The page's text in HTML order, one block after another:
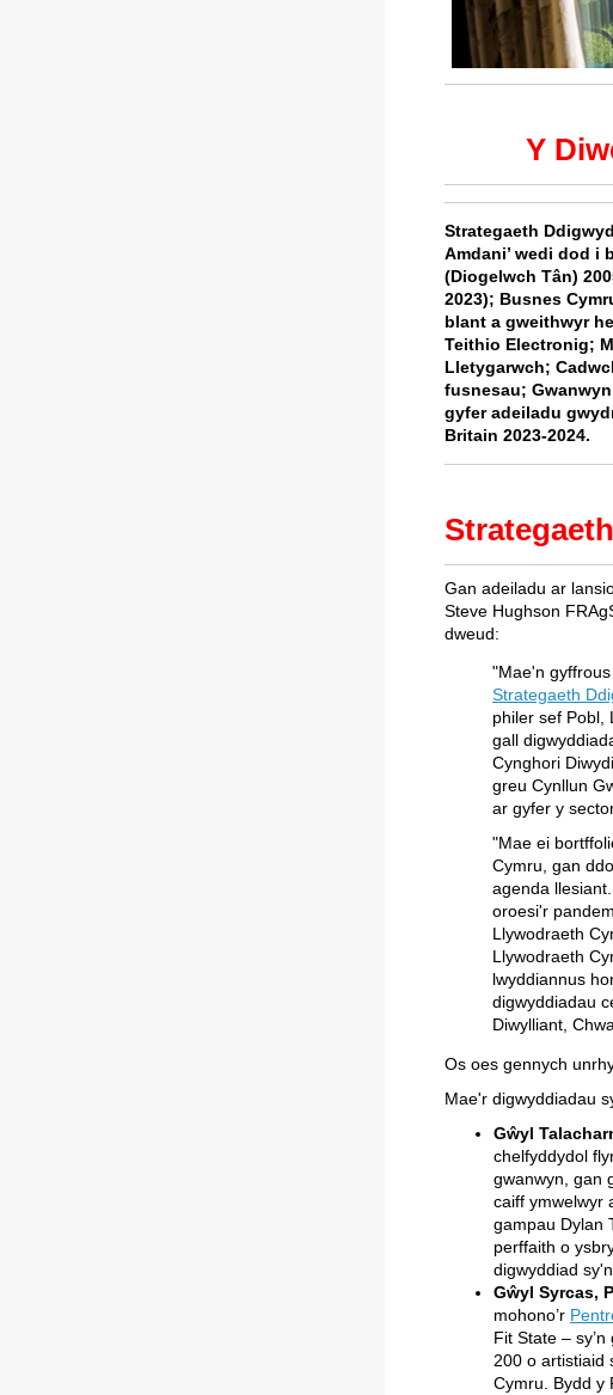
Y
Strategaeth
Amdani’ wedi dod i
(Diogelwch Tân)
2023); Busnes
blant a gweithwyr
Teithio Electronig;
Lletygarwch;
fusnesau;
gyfer adeiladu
Britain 2023-2024.
Gan adeiladu ar
Steve Hughson
dweud:
"Mae'n
Strategaeth
philer sef Pobl,
gall
Cynghori
greu Cynllun
ar gyfer y
"Mae ei
Cymru, gan
agenda
oroesi'r
Llywodraeth
Llywodraeth
lwyddiannus
digwyddiadau
Diwylliant,
Os oes gennych
Mae'r digwyddiadau
Gŵyl
chelfyddydol
gwanwyn, gan
caiff ymwelwyr
gampau Dylan
perffaith o
digwyddiad
Gŵyl Syrcas,
mohono’r
Fit State –
200 o artistiaid
Cymru. Bydd y